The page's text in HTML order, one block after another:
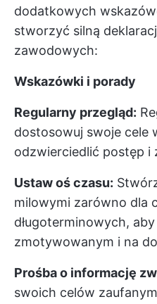
dodatkowych
stworzyć silną
zawodowych:
Wskazówki i porady
Regularny przegląd:
dostosowuj swoje cele
odzwierciedlić postęp i
Ustaw oś czasu:
milowymi zarówno dla
długoterminowych,
zmotywowanym i na
Prośba o informację
swoich celów